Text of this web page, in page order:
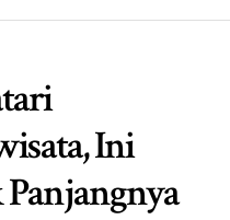
Ini
Panjangnya